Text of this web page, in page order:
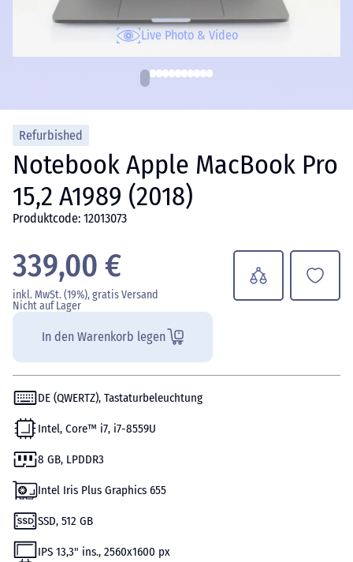
Live Photo & Video
Refurbished
Notebook Apple MacBook Pro
15,2 A1989 (2018)
Produktcode: 12013073
339,00 €
inkl. MwSt. (19%), gratis Versand
Nicht auf Lager
In den Warenkorb legen
DE (QWERTZ), Tastaturbeleuchtung
Intel, Core™ i7, i7-8559U
8 GB, LPDDR3
Intel Iris Plus Graphics 655
SSD, 512 GB
IPS 13,3" ins., 2560x1600 px